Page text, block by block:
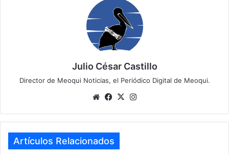
Julio César Castillo
Director de Meoqui Noticias, el Periódico Digital de Meoqui.
We
te
Fa
bo
ok
X
ra
Artículos Relacionados